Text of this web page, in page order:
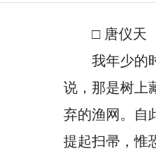
□ 唐仪天
我年少的
说，那是树上
弃的渔网。自
提起扫帚，惟